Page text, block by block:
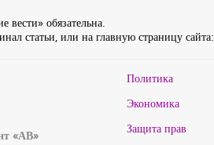
вести» обязательна.
статьи, или на главную страницу сайта:
«АВ»
Политика
Экономика
Защита прав